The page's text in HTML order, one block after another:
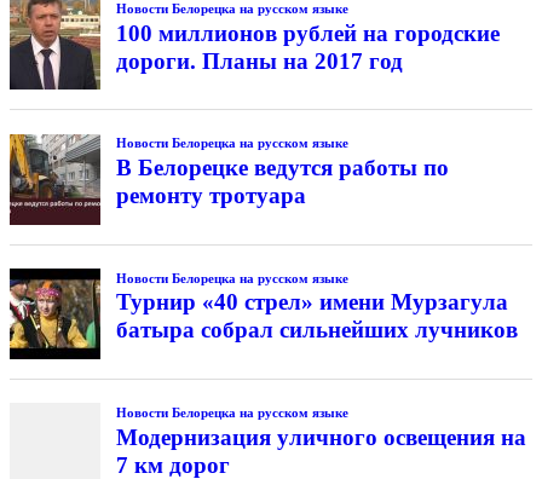
Новости Белорецка на русском языке
100 миллионов рублей на городские
дороги. Планы на 2017 год
Новости Белорецка на русском языке
В Белорецке ведутся работы по
ремонту тротуара
Новости Белорецка на русском языке
Турнир «40 стрел» имени Мурзагула
батыра собрал сильнейших лучников
Новости Белорецка на русском языке
Модернизация уличного освещения на
7 км дорог